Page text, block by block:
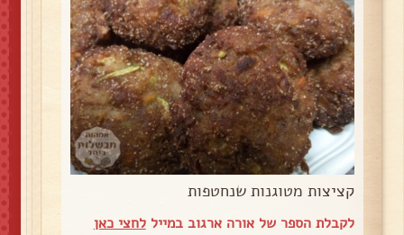
קציצות מטוגנות שנחטפות
לקבלת הספר של אורה ארגוב במייללחצי כאן